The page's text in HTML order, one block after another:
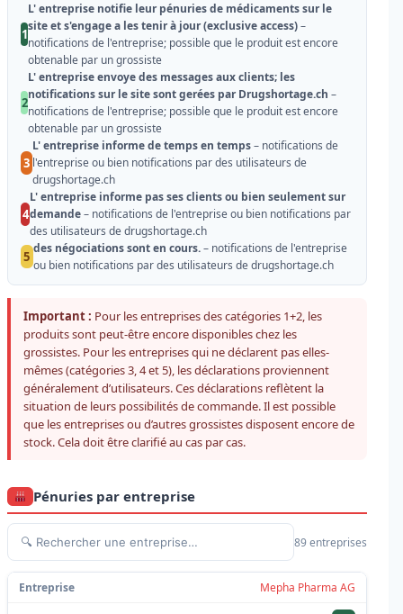
1
L' entreprise notifie leur pénuries de médicaments sur le
site et s'engage a les tenir à jour (exclusive access)–
notifications de l'entreprise; possible que le produit est encore
obtenable par un grossiste
2
L' entreprise envoye des messages aux clients; les
notifications sur le site sont gerées par Drugshortage.ch –
notifications de l'entreprise; possible que le produit est encore
obtenable par un grossiste
3
L' entreprise informe de temps en temps– notifications de
l'entreprise ou bien notifications par des utilisateurs de
drugshortage.ch
4
L' entreprise informe pas ses clients ou bien seulement sur
demande– notifications de l'entreprise ou bien notifications par
des utilisateurs de drugshortage.ch
5
des négociations sont en cours.– notifications de l'entreprise
ou bien notifications par des utilisateurs de drugshortage.ch
Important : Pour les entreprises des catégories 1+2, les
produits sont peut-être encore disponibles chez les
grossistes. Pour les entreprises qui ne déclarent pas elles-
mêmes (catégories 3, 4 et 5), les déclarations proviennent
généralement d’utilisateurs. Ces déclarations reflètent la
situation de leurs possibilités de commande. Il est possible
que les entreprises ou d’autres grossistes disposent encore de
stock. Cela doit être clarifié au cas par cas.
Pénuries par entreprise
89 entreprises
Mepha Pharma AG